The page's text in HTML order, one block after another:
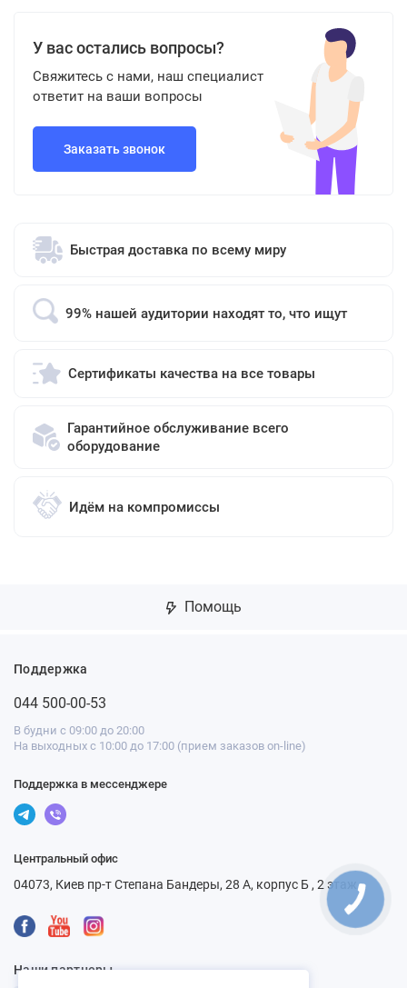
У вас остались вопросы?
Свяжитесь с нами, наш специалист
ответит на ваши вопросы
Заказать звонок
Быстрая доставка по всему миру
99% нашей аудитории находят то, что ищут
Сертификаты качества на все товары
Гарантийное обслуживание всего
оборудование
Идём на компромиссы
Помощь
Поддержка
044 500-00-53
В будни с 09:00 до 20:00
На выходных с 10:00 до 17:00 (прием заказов on-line)
Поддержка в мессенджере
Центральный офис
04073, Киев пр-т Степана Бандеры, 28 А, корпус Б , 2 этаж
Наши партнеры
КНОПКА
СВЯЗИ